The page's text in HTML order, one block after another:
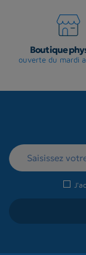
Boutique
ouverte du mardi